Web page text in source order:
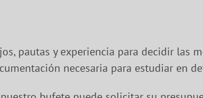
pautas y experiencia para decidir las
necesaria para estudiar en